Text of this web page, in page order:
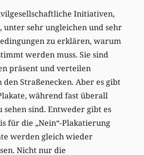
Initiativen,
unter sehr ungleichen und sehr
zu erklären, warum
werden muss. Sie sind
präsent und verteilen
den Straßenecken. Aber es gibt
während fast überall
sehen sind. Entweder gibt es
für die „Nein“-Plakatierung
werden gleich wieder
Nicht nur die